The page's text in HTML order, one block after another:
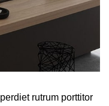
rutrum porttitor